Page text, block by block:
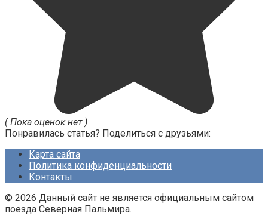
( Пока оценок нет )
Понравилась статья? Поделиться с друзьями:
Карта сайта
Политика конфиденциальности
Контакты
© 2026 Данный сайт не является официальным сайтом
поезда Северная Пальмира.